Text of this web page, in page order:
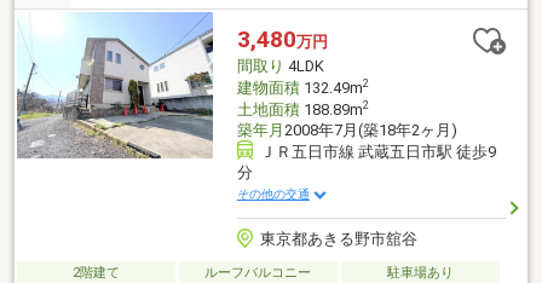
3,480万円
間取り 4LDK
建物面積132.49m2
土地面積188.89m2
築年月 2008年7月(築18年2ヶ月)
ＪＲ五日市線 武蔵五日市駅 徒歩9
分
その他の交通
東京都あきる野市舘谷
2階建て ルーフバルコニー
駐車場あり